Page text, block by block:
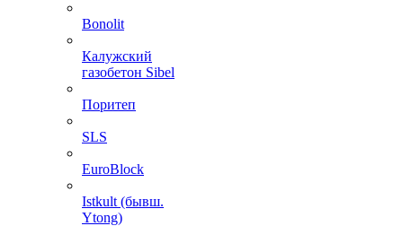
Bonolit
Калужский
газобетон Sibel
Поритеп
SLS
EuroBlock
Istkult (бывш.
Ytong)